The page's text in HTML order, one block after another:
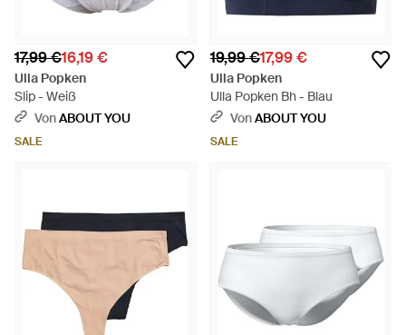
17,99 €16,19 €
Ulla Popken
Slip - Weiß
VonABOUT YOU
SALE
19,99 €17,99 €
Ulla Popken
Ulla Popken Bh - Blau
VonABOUT YOU
SALE